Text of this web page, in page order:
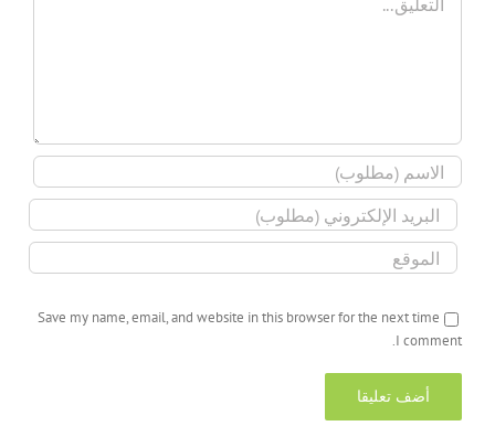
Save my name, email, and website in this browser for the next time
I comment.